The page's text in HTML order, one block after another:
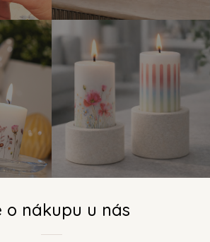
o nákupu u nás